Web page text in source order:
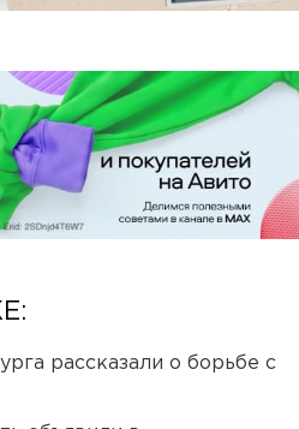
рассказали о борьбе с